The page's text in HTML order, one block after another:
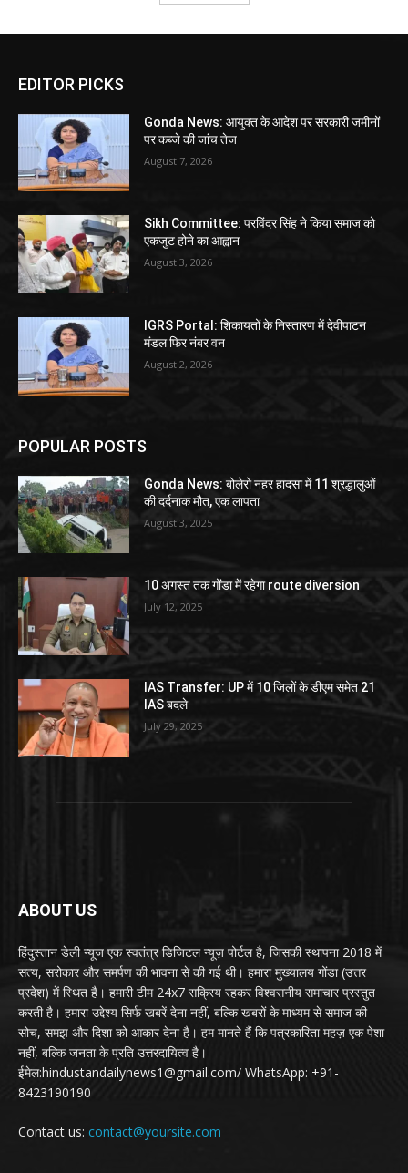
EDITOR PICKS
Gonda News: आयुक्त के आदेश पर सरकारी जमीनों
पर कब्जे की जांच तेज
August 7, 2026
Sikh Committee: परविंदर सिंह ने किया समाज को
एकजुट होने का आह्वान
August 3, 2026
IGRS Portal: शिकायतों के निस्तारण में देवीपाटन
मंडल फिर नंबर वन
August 2, 2026
POPULAR POSTS
Gonda News: बोलेरो नहर हादसा में 11 श्रद्धालुओं
की दर्दनाक मौत, एक लापता
August 3, 2025
10 अगस्त तक गोंडा में रहेगा route diversion
July 12, 2025
IAS Transfer: UP में 10 जिलों के डीएम समेत 21
IAS बदले
July 29, 2025
ABOUT US
हिंदुस्तान डेली न्यूज एक स्वतंत्र डिजिटल न्यूज़ पोर्टल है, जिसकी स्थापना 2018 में
सत्य, सरोकार और समर्पण की भावना से की गई थी। हमारा मुख्यालय गोंडा (उत्तर
प्रदेश) में स्थित है। हमारी टीम 24x7 सक्रिय रहकर विश्वसनीय समाचार प्रस्तुत
करती है। हमारा उद्देश्य सिर्फ खबरें देना नहीं, बल्कि खबरों के माध्यम से समाज की
सोच, समझ और दिशा को आकार देना है। हम मानते हैं कि पत्रकारिता महज़ एक पेशा
नहीं, बल्कि जनता के प्रति उत्तरदायित्व है।
ईमेल:hindustandailynews1@gmail.com/ WhatsApp: +91-
8423190190
Contact us: contact@yoursite.com